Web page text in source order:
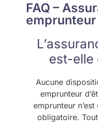
FAQ –
emprunteur
est-elle
Aucune
emprunteur
emprunteur
obligatoire.